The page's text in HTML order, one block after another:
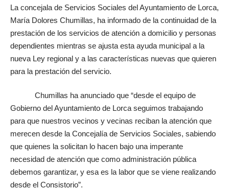
La concejala de Servicios Sociales del Ayuntamiento de Lorca,
María Dolores Chumillas, ha informado de la continuidad de la
prestación de los servicios de atención a domicilio y personas
dependientes mientras se ajusta esta ayuda municipal a la
nueva Ley regional y a las características nuevas que quieren
para la prestación del servicio.
Chumillas ha anunciado que “desde el equipo de
Gobierno del Ayuntamiento de Lorca seguimos trabajando
para que nuestros vecinos y vecinas reciban la atención que
merecen desde la Concejalía de Servicios Sociales, sabiendo
que quienes la solicitan lo hacen bajo una imperante
necesidad de atención que como administración pública
debemos garantizar, y esa es la labor que se viene realizando
desde el Consistorio”.